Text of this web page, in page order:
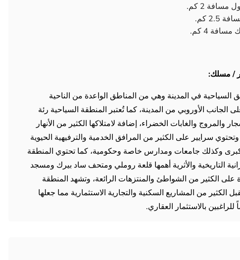
2 كم.
كم.
4 كم.
/ مسلك:
في المدينة وهي من المناطق الواعدة من الناحية
الجانب الأوروبي من المدينة، كما تُعتبر المنطقة السياحية رئة
والمروج والغابات الخضراء، إضافة لامتلاكها الكثير من الأنهار
وتحتوي سرايير على الكثير من المرافق الخدمية والترفيهية الحيوية
وكذلك جامعات ومدارس خاصة وحكومية، كما تحتوي المنطقة
التاريخية والأثرية أهمها قلعة روملي ومتحف ساد بيرك ومسجد
على الكثير من الشواطئ والمنتزهات الرائعة، وتشهد المنطقة
من المشاريع السكنية والتجارية الاستثمارية مما جعلها
بالاستثمار العقاري.